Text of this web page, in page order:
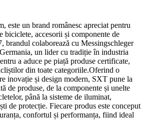
este un brand românesc apreciat pentru
biciclete, accesorii și componente de
brandul colaborează cu Messingschleger
un lider cu tradiție în industria
a aduce pe piață produse certificate,
din toate categoriile.Oferind o
inovație și design modern, SXT pune la
de produse, de la componente și unelte
până la sisteme de iluminat,
de protecție. Fiecare produs este conceput
confortul și performanța, fiind ideal